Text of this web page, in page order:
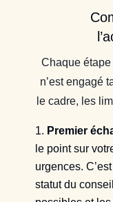
Chaque
n’est engagé
le cadre, les
Premier
le point sur
urgences.
statut du